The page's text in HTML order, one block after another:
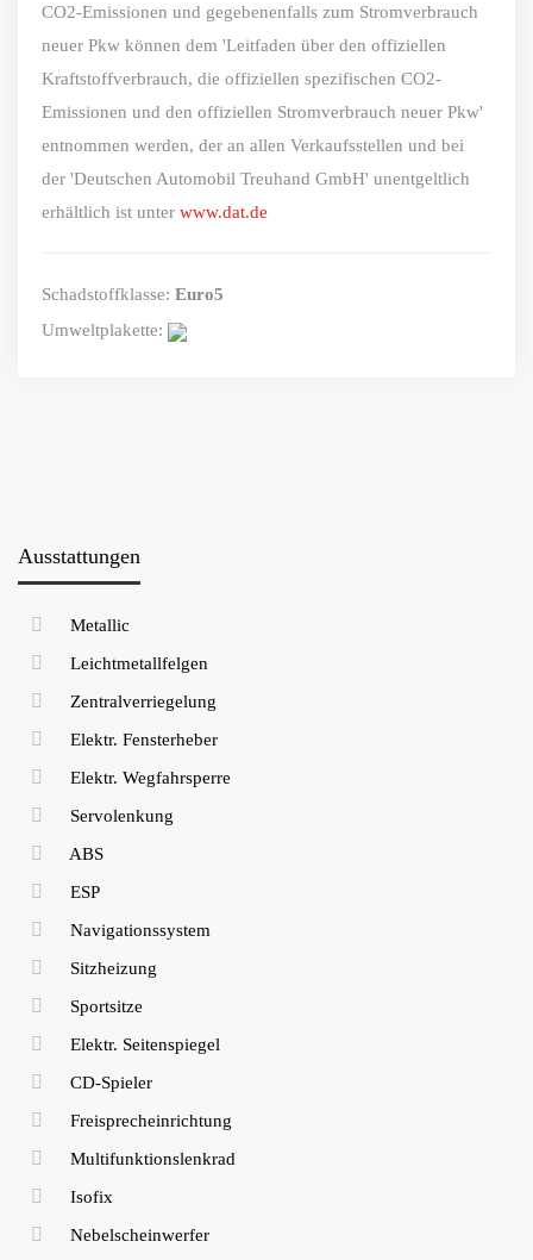
CO2-Emissionen und gegebenenfalls zum Stromverbrauch
neuer Pkw können dem 'Leitfaden über den offiziellen
Kraftstoffverbrauch, die offiziellen spezifischen CO2-
Emissionen und den offiziellen Stromverbrauch neuer Pkw'
entnommen werden, der an allen Verkaufsstellen und bei
der 'Deutschen Automobil Treuhand GmbH' unentgeltlich
erhältlich ist unter www.dat.de
Schadstoffklasse: Euro5
Umweltplakette:
Ausstattungen
Metallic
Leichtmetallfelgen
Zentralverriegelung
Elektr. Fensterheber
Elektr. Wegfahrsperre
Servolenkung
ABS
ESP
Navigationssystem
Sitzheizung
Sportsitze
Elektr. Seitenspiegel
CD-Spieler
Freisprecheinrichtung
Multifunktionslenkrad
Isofix
Nebelscheinwerfer